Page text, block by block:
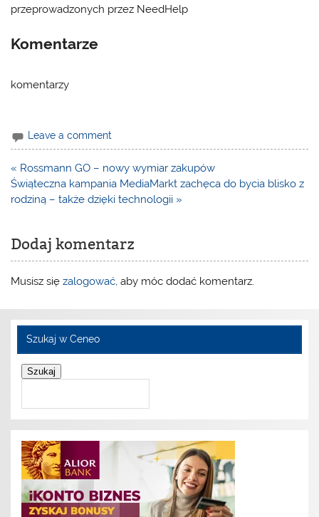
przeprowadzonych przez NeedHelp
Komentarze
komentarzy
Leave a comment
Nawigacja
wpisu
« Rossmann GO – nowy wymiar zakupów
Świąteczna kampania MediaMarkt zachęca do bycia blisko z
rodziną – także dzięki technologii »
Dodaj komentarz
Musisz sięzalogować, aby móc dodać komentarz.
Szukaj w Ceneo
Szukaj